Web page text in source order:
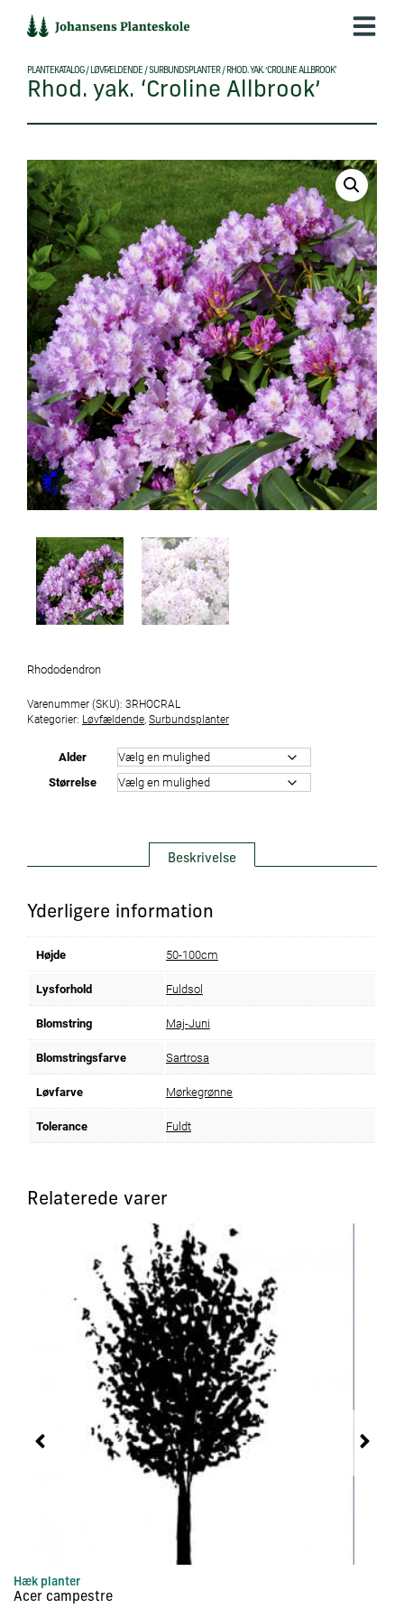
indholdet
PLANTEKATALOG/ LØVFÆLDENDE /SURBUNDSPLANTER/ RHOD. YAK. ‘CROLINE ALLBROOK’
Rhod. yak. ‘Croline Allbrook’
Rhododendron
Varenummer (SKU): 3RHOCRAL
Kategorier: Løvfældende Surbundsplanter
Alder
Størrelse
Beskrivelse
Yderligere information
Højde 50-100cm
Lysforhold Fuldsol
Blomstring Maj-Juni
Blomstringsfarve Sartrosa
Løvfarve Mørkegrønne
Tolerance Fuldt
Relaterede varer
Hæk planter
Acer campestre